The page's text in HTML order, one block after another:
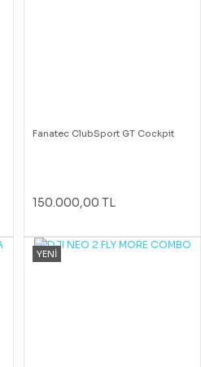
Fanatec ClubSport GT Cockpit
150.000,00 TL
YENİ